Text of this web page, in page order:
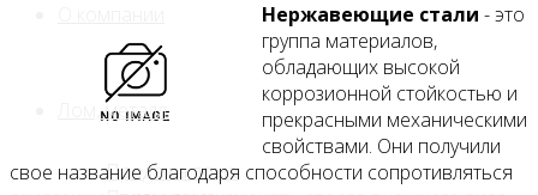
Лом, металл
Продажа лома
Нержавеющие стали - это
группа материалов,
обладающих высокой
коррозионной стойкостью и
прекрасными механическими
свойствами. Они получили
свое название благодаря способности сопротивляться